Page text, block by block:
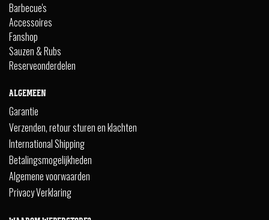
Barbecue's
Accessoires
Fanshop
Sauzen & Rubs
Reserveonderdelen
ALGEMEEN
Garantie
Verzenden, retour sturen en klachten
International Shipping
Betalingsmogelijkheden
Algemene voorwaarden
Privacy Verklaring